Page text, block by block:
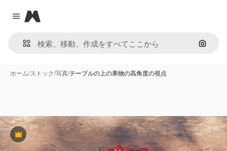
Close menu
Magnific
画像で
ホーム/ストック/写真/テーブルの上の果物の高角度の視点
Premium